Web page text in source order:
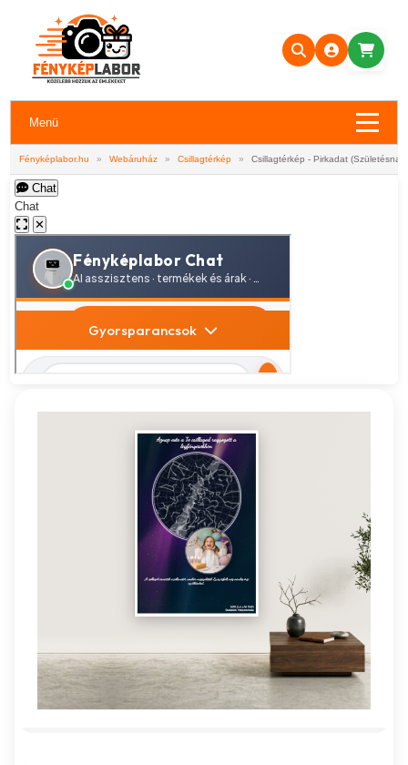
Menü
Fényképlabor.hu » Webáruház » Csillagtérkép » Csillagtérkép - Pirkadat
Chat
Chat
✕